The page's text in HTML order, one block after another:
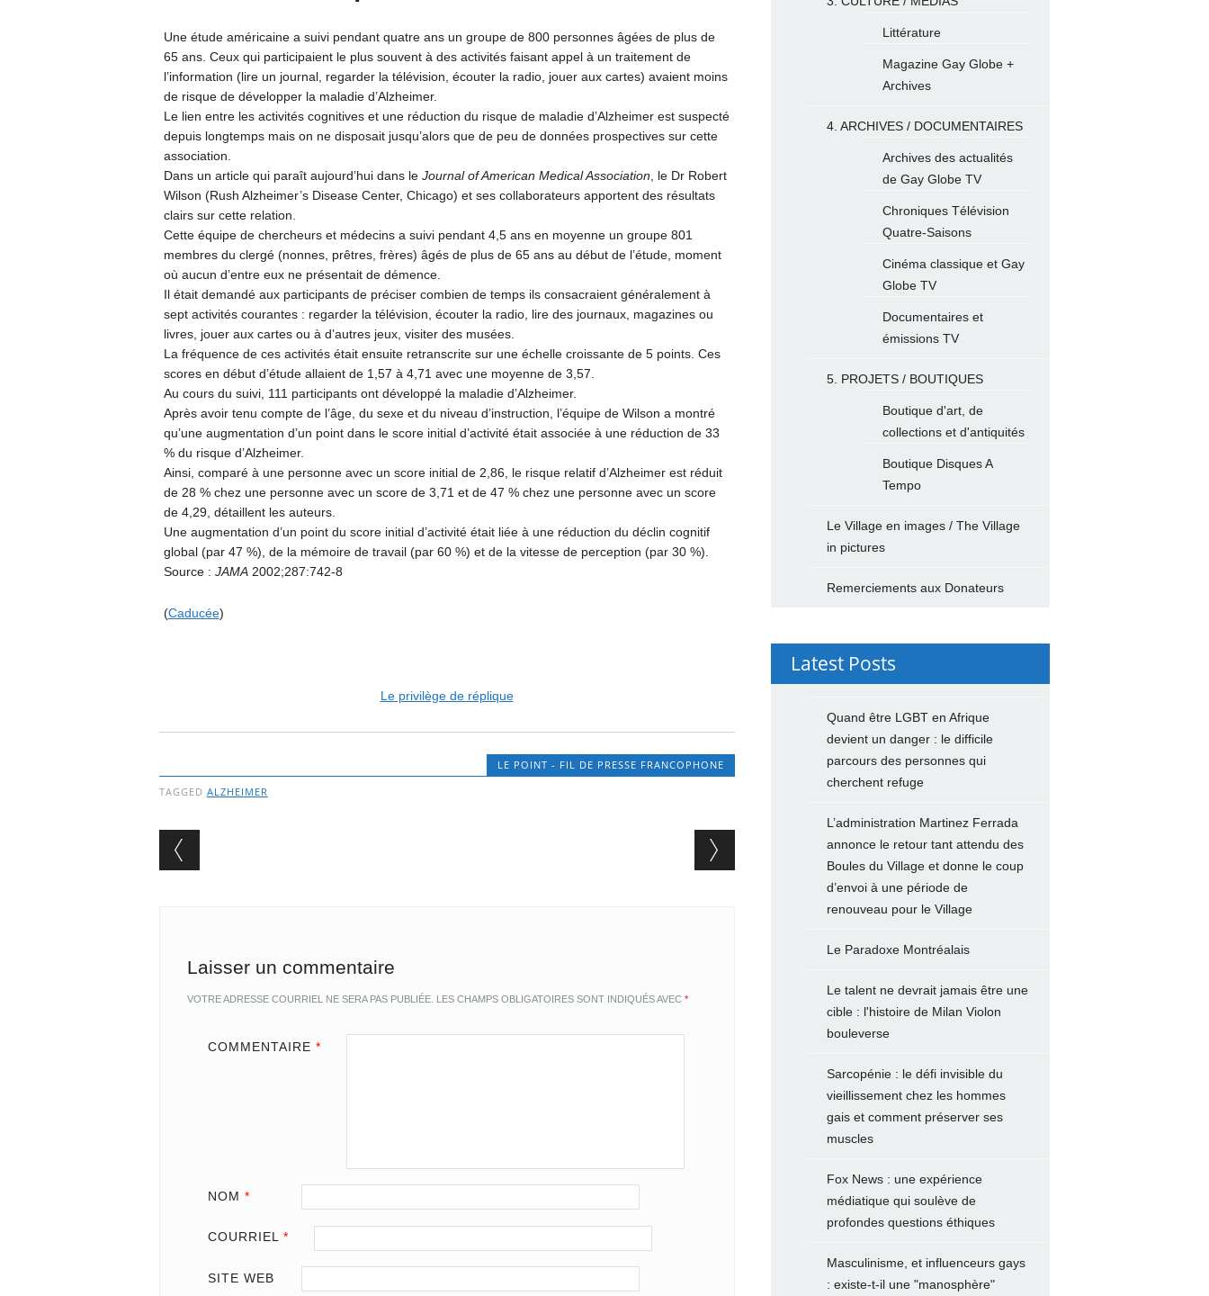
Une étude américaine a suivi pendant quatre ans un groupe de 800 personnes âgées de plus de
65 ans. Ceux qui participaient le plus souvent à des activités faisant appel à un traitement de
l’information (lire un journal, regarder la télévision, écouter la radio, jouer aux cartes) avaient moins
de risque de développer la maladie d’Alzheimer.
Le lien entre les activités cognitives et une réduction du risque de maladie d’Alzheimer est suspecté
depuis longtemps mais on ne disposait jusqu’alors que de peu de données prospectives sur cette
association.
Dans un article qui paraît aujourd’hui dans le Journal of American Medical Association , le Dr Robert
Wilson (Rush Alzheimer’s Disease Center, Chicago) et ses collaborateurs apportent des résultats
clairs sur cette relation.
Cette équipe de chercheurs et médecins a suivi pendant 4,5 ans en moyenne un groupe 801
membres du clergé (nonnes, prêtres, frères) âgés de plus de 65 ans au début de l’étude, moment
où aucun d’entre eux ne présentait de démence.
Il était demandé aux participants de préciser combien de temps ils consacraient généralement à
sept activités courantes : regarder la télévision, écouter la radio, lire des journaux, magazines ou
livres, jouer aux cartes ou à d’autres jeux, visiter des musées.
La fréquence de ces activités était ensuite retranscrite sur une échelle croissante de 5 points. Ces
scores en début d’étude allaient de 1,57 à 4,71 avec une moyenne de 3,57.
Au cours du suivi, 111 participants ont développé la maladie d’Alzheimer.
Après avoir tenu compte de l’âge, du sexe et du niveau d’instruction, l’équipe de Wilson a montré
qu’une augmentation d’un point dans le score initial d’activité était associée à une réduction de 33
% du risque d’Alzheimer.
Ainsi, comparé à une personne avec un score initial de 2,86, le risque relatif d’Alzheimer est réduit
de 28 % chez une personne avec un score de 3,71 et de 47 % chez une personne avec un score
de 4,29, détaillent les auteurs.
Une augmentation d’un point du score initial d’activité était liée à une réduction du déclin cognitif
global (par 47 %), de la mémoire de travail (par 60 %) et de la vitesse de perception (par 30 %).
Source : JAMA2002;287:742-8
(Caducée)
Le privilège de réplique
LE POINT - FIL DE PRESSE FRANCOPHONE
TAGGED ALZHEIMER
Post navigation
Laisser un commentaire
VOTRE ADRESSE COURRIEL NE SERA PAS PUBLIÉE. LES CHAMPS OBLIGATOIRES SONT INDIQUÉS AVEC *
COMMENTAIRE *
NOM *
COURRIEL *
SITE WEB
Littérature
Magazine Gay Globe +
Archives
4. ARCHIVES / DOCUMENTAIRES
Archives des actualités
de Gay Globe TV
Chroniques Télévision
Quatre-Saisons
Cinéma classique et Gay
Globe TV
Documentaires et
émissions TV
5. PROJETS / BOUTIQUES
Boutique d'art, de
collections et d'antiquités
Boutique Disques A
Tempo
Le Village en images / The Village
in pictures
Remerciements aux Donateurs
Latest Posts
Quand être LGBT en Afrique
devient un danger : le difficile
parcours des personnes qui
cherchent refuge
L’administration Martinez Ferrada
annonce le retour tant attendu des
Boules du Village et donne le coup
d’envoi à une période de
renouveau pour le Village
Le Paradoxe Montréalais
Le talent ne devrait jamais être une
cible : l'histoire de Milan Violon
bouleverse
Sarcopénie : le défi invisible du
vieillissement chez les hommes
gais et comment préserver ses
muscles
Fox News : une expérience
médiatique qui soulève de
profondes questions éthiques
Masculinisme, et influenceurs gays
: existe-t-il une "manosphère"